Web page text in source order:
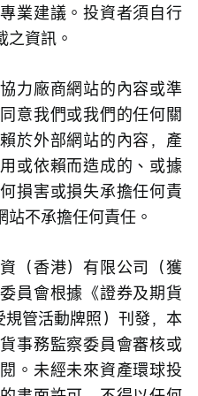
業建議。投資者須自行
之資訊。
力廠商網站的內容或準
意我們或我們的任何關
於外部網站的內容，產
或依賴而造成的、或據
損害或損失承擔任何責
不承擔任何責任。
（香港）有限公司（獲
員會根據《證券及期貨
管活動牌照）刊發，本
事務監察委員會審核或
。未經未來資產環球投